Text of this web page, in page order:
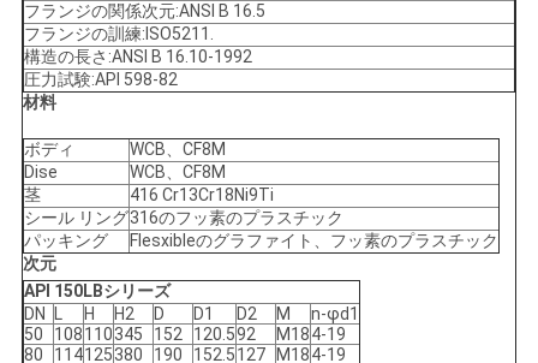
い
地
図
PRIVACY
POLICY
フランジの関係次元:ANSI B 16.5
フランジの訓練:ISO5211.
構造の長さ:ANSI B 16.10-1992
圧力試験:API 598-82
材料
ボディ
WCB、CF8M
Dise
WCB、CF8M
茎
416 Cr13Cr18Ni9Ti
シール リング316のフッ素のプラスチック
パッキング
Flesxibleのグラファイト、フッ素のプラスチック
次元
API 150LBシリーズ
DN
L H H2 D D1 D2 M
n-φd1
50
108110345 152 120.592 M184-19
80
114125380 190 152.5127 M184-19